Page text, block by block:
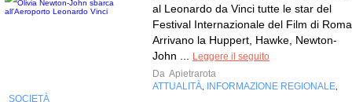
al Leonardo da Vinci tutte le star del
Festival Internazionale del Film di
Arrivano la Huppert, Hawke, Newton-
John ...
Leggere il seguito
Da Apietrarota
ATTUALITÀ
INFORMAZIONE REGIONALE
SOCIETÀ